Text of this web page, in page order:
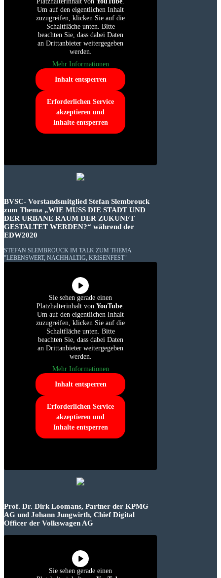
Um auf den eigentlichen Inhalt
zuzugreifen, klicken Sie auf die
Schaltfläche unten. Bitte
beachten Sie, dass dabei Daten
an Drittanbieter weitergegeben
werden.
Mehr Informationen
Inhalt entsperren
Erforderlichen Service
akzeptieren und
Inhalte entsperren
BVSC- Vorstandsmitglied Stefan Slembrouck
zum Thema „WIE MUSS DIE STADT UND
DER URBANE RAUM DER ZUKUNFT
GESTALTET WERDEN?“ während der
EDW2020
STEFAN SLEMBROUCK IM TALK ZUM THEMA
"LEBENSWERT, NACHHALTIG, KRISENFEST"
Sie sehen gerade einen
Platzhalterinhalt von YouTube.
Um auf den eigentlichen Inhalt
zuzugreifen, klicken Sie auf die
Schaltfläche unten. Bitte
beachten Sie, dass dabei Daten
an Drittanbieter weitergegeben
werden.
Mehr Informationen
Inhalt entsperren
Erforderlichen Service
akzeptieren und
Inhalte entsperren
Prof. Dr. Dirk Loomans, Partner der KPMG
AG und Johann Jungwirth, Chief Digital
Officer der Volkswagen AG
Sie sehen gerade einen